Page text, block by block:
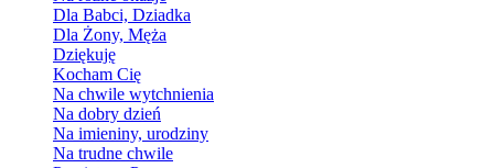
Dla Babci, Dziadka
Dla Żony, Męża
Dziękuję
Kocham Cię
Na chwile wytchnienia
Na dobry dzień
Na imieniny, urodziny
Na trudne chwile